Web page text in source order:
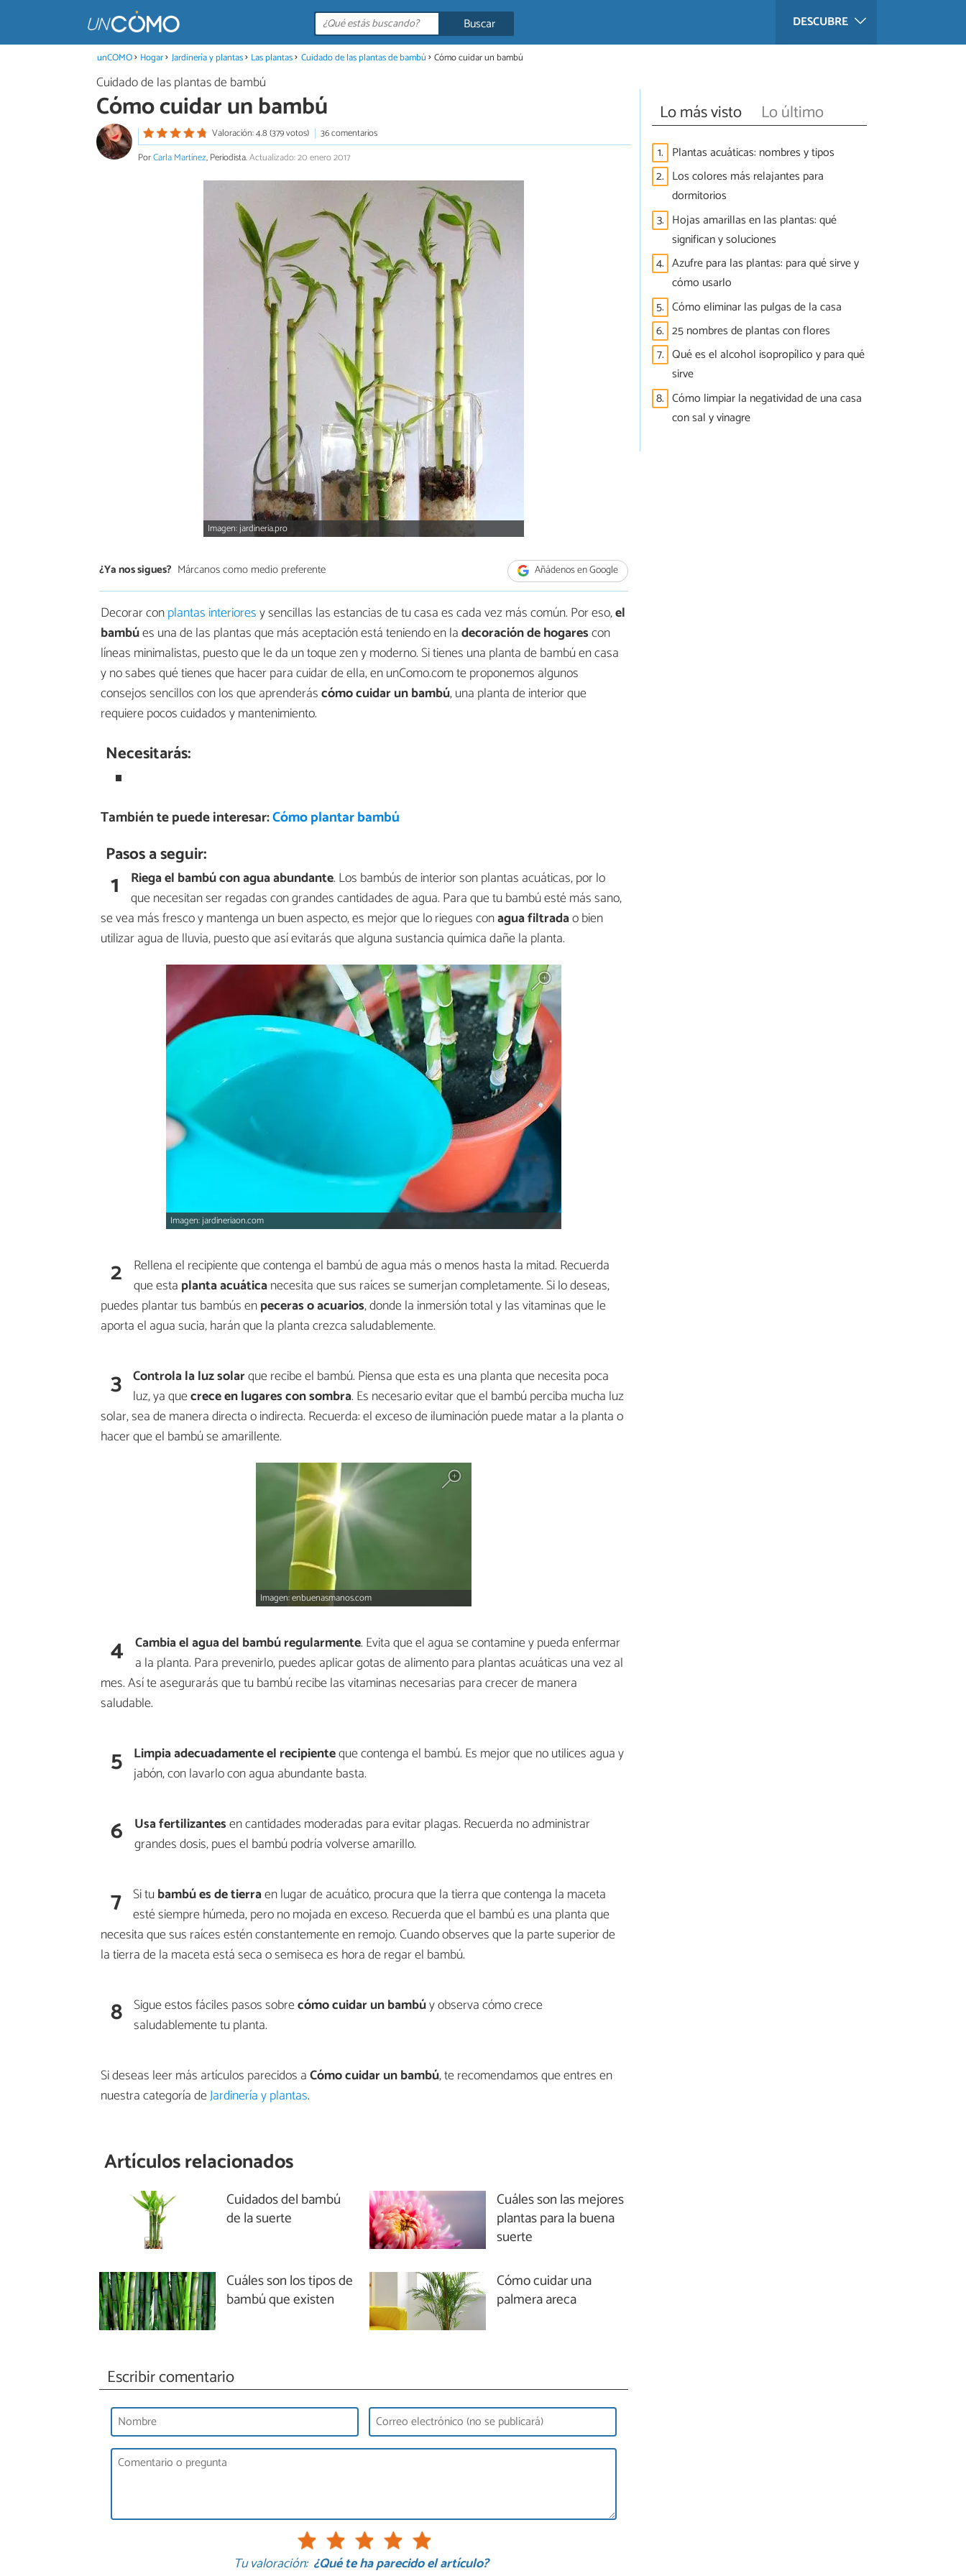
DESCUBRE
Buscar
unCOMO Hogar Jardinería y plantas Las plantas Cuidado de las plantas de bambú Cómo cuidar un bambú
Cuidado de las plantas de bambú
Cómo cuidar un bambú
Valoración: 4.8 (379 votos)
36 comentarios
PorCarla Martínez, Periodista.Actualizado: 20 enero 2017
Imagen: jardineria.pro
¿Ya nos sigues? Márcanos como medio preferente Añádenos en Google
Decorar conplantas interioresy sencillas las estancias de tu casa es cada vez más común. Por eso,el
bambúes una de las plantas que más aceptación está teniendo en ladecoración de hogarescon
líneas minimalistas, puesto que le da un toque zen y moderno. Si tienes una planta de bambú en casa
y no sabes qué tienes que hacer para cuidar de ella, en unComo.com te proponemos algunos
consejos sencillos con los que aprenderáscómo cuidar un bambú, una planta de interior que
requiere pocos cuidados y mantenimiento.
Necesitarás:
También te puede interesar:Cómo plantar bambú
Pasos a seguir:
1 Riega el bambúcon agua abundante. Los bambús de interior son plantas acuáticas, por lo
que necesitan ser regadas con grandes cantidades de agua. Para que tu bambú esté más sano,
se vea más fresco y mantenga un buen aspecto, es mejor que lo riegues conagua filtradao bien
utilizar agua de lluvia, puesto que así evitarás que alguna sustancia química dañe la planta.
Imagen: jardineriaon.com
2 Rellena el recipiente que contenga el bambú de agua más o menos hasta la mitad. Recuerda
que esta planta acuáticanecesita que sus raíces se sumerjan completamente. Si lo deseas,
puedes plantar tus bambús enpeceras o acuarios, donde la inmersión total y las vitaminas que le
aporta el agua sucia, harán que la planta crezca saludablemente.
3 Controla la luz solarque recibe el bambú. Piensa que esta es una planta que necesita poca
luz, ya quecrece en lugares con sombra. Es necesario evitar que el bambú perciba mucha luz
solar, sea de manera directa o indirecta. Recuerda: el exceso de iluminación puede matar a la planta o
hacer que el bambú se amarillente.
Imagen: enbuenasmanos.com
4 Cambia el aguadel bambú regularmente. Evita que el agua se contamine y pueda enfermar
a la planta. Para prevenirlo, puedes aplicar gotas de alimento para plantas acuáticas una vez al
mes. Así te asegurarás que tu bambú recibe las vitaminas necesarias para crecer de manera
saludable.
5 Limpia adecuadamente el recipienteque contenga el bambú. Es mejor que no utilices agua y
jabón, con lavarlo con agua abundante basta.
6 Usa fertilizantesen cantidades moderadas para evitar plagas. Recuerda no administrar
grandes dosis, pues el bambú podría volverse amarillo.
7 Si tubambú es de tierraen lugar de acuático, procura que la tierra que contenga la maceta
esté siempre húmeda, pero no mojada en exceso. Recuerda que el bambú es una planta que
necesita que sus raíces estén constantemente en remojo. Cuando observes que la parte superior de
la tierra de la maceta está seca o semiseca es hora de regar el bambú.
8 Sigue estos fáciles pasos sobrecómo cuidar un bambúy observa cómo crece
saludablemente tu planta.
Si deseas leer más artículos parecidos aCómo cuidar un bambú, te recomendamos que entres en
nuestra categoría deJardinería y plantas.
Lo más visto Lo último
1. Plantas acuáticas: nombres y tipos
2. Los colores más relajantes para
dormitorios
3. Hojas amarillas en las plantas: qué
significan y soluciones
4. Azufre para las plantas: para qué sirve y
cómo usarlo
5. Cómo eliminar las pulgas de la casa
6. 25 nombres de plantas con flores
7. Qué es el alcohol isopropílico y para qué
sirve
8. Cómo limpiar la negatividad de una casa
con sal y vinagre
Artículos relacionados
Cuidados del bambú
de la suerte
Cuáles son las mejores
plantas para la buena
suerte
Cuáles son los tipos de
bambú que existen
Cómo cuidar una
palmera areca
Escribir comentario
Tu valoración: ¿Qué te ha parecido el artículo?